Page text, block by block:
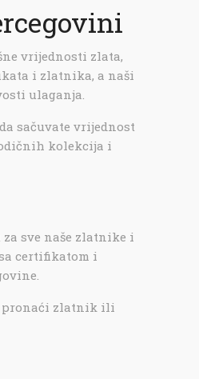
vrijednosti zlata,
i zlatnika, a naši
ulaganja.
sačuvate vrijednost
kolekcija i
sve naše zlatnike i
certifikatom i
pronaći zlatnik ili